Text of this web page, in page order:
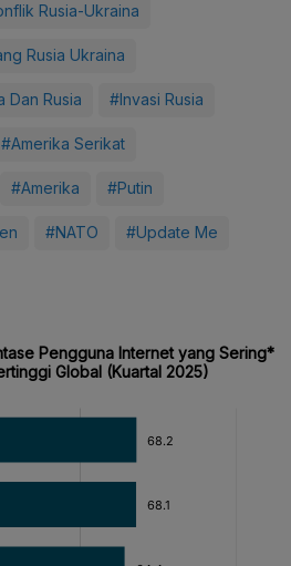
Rusia-Ukraina
Rusia Ukraina
Dan Rusia #Invasi Rusia
#Amerika Serikat
#Amerika #Putin
#NATO #Update Me